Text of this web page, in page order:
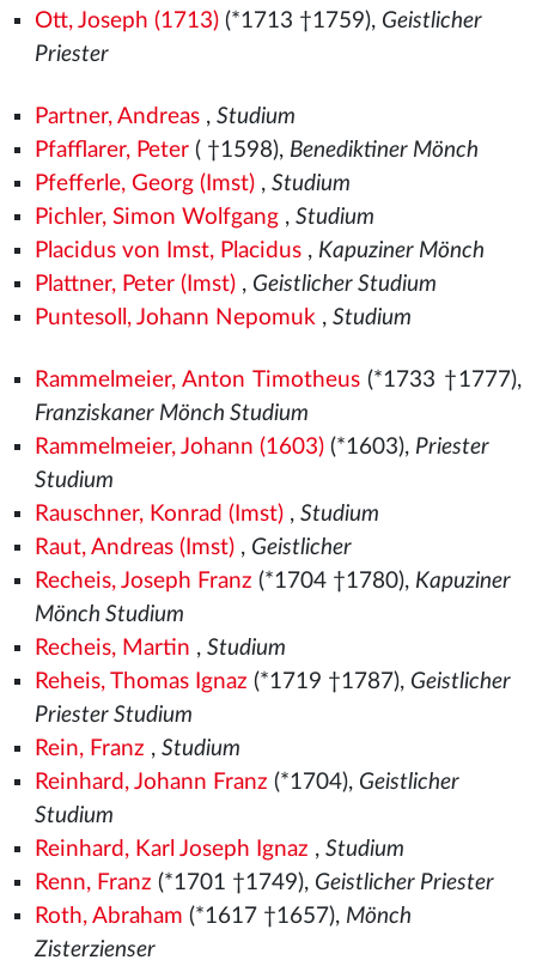
Ott, Joseph (1713)(*1713 †1759), Geistlicher
Priester
Partner, Andreas, Studium
Pfafflarer, Peter( †1598), Benediktiner Mönch
Pfefferle, Georg (Imst), Studium
Pichler, Simon Wolfgang, Studium
Placidus von Imst, Placidus, Kapuziner Mönch
Plattner, Peter (Imst), Geistlicher Studium
Puntesoll, Johann Nepomuk, Studium
Rammelmeier, Anton Timotheus(*1733 †1777),
Franziskaner Mönch Studium
Rammelmeier, Johann (1603)(*1603), Priester
Studium
Rauschner, Konrad (Imst), Studium
Raut, Andreas (Imst), Geistlicher
Recheis, Joseph Franz (*1704 †1780), Kapuziner
Mönch Studium
Recheis, Martin , Studium
Reheis, Thomas Ignaz (*1719 †1787), Geistlicher
Priester Studium
Rein, Franz , Studium
Reinhard, Johann Franz (*1704), Geistlicher
Studium
Reinhard, Karl Joseph Ignaz , Studium
Renn, Franz (*1701 †1749), Geistlicher Priester
Roth, Abraham (*1617 †1657), Mönch
Zisterzienser